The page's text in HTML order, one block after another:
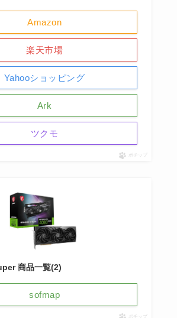
Amazon
楽天市場
Yahooショッピング
Ark
ツクモ
ポチップ
商品一覧(2)
sofmap
ポチップ